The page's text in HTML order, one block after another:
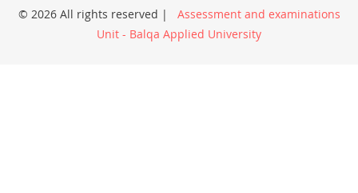
© 2026 All rights reserved |
Assessment and examinations
Unit - Balqa Applied University